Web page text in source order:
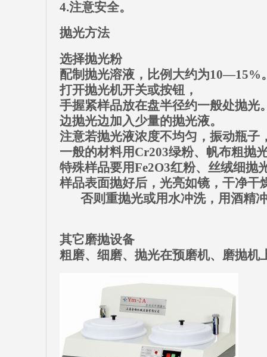
4.注意安全。
抛光方法
选择抛光粉
配制抛光溶液，比例大约为10—15%
打开抛光机开关或按钮，
手握紧样品放在盘半径约一般处抛光
边抛光边加入少量的抛光液。
注意若抛光液浓度不均匀，振动瓶子
一般的材料用Cr203绿粉、帆布粗抛
特殊样品要用Fe2O3红粉、丝绒细抛
样品表面抛好后，光亮如镜，干净干
否则重抛光或用水冲洗，用酒精
其它磨抛设备
粗磨、细磨、抛光在预磨机、磨抛